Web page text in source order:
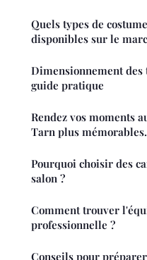
Quels types de
disponibles sur le
Dimensionnement des
guide pratique
Rendez vos moments au village vacances dans
Tarn plus mémorables.
Pourquoi choisir des
salon ?
Comment trouver
professionnelle ?
Conseils pour